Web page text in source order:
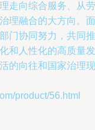
走向综合服务、从劳
理融合的大方向。面
门协同努力，共同推
和人性化的高质量发
的向往和国家治理现
product/56.html